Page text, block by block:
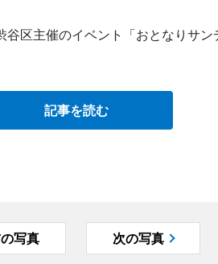
区主催のイベント「おとなりサン
記事を読む
写真 次の写真